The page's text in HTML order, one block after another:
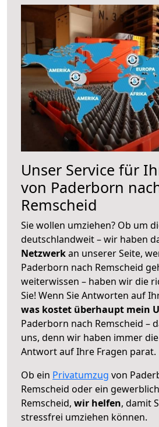
Unser Service für
von Paderborn
Remscheid
Sie wollen umziehen? Ob um
deutschlandweit – wir haben
Netzwerkan unserer Seite,
Paderborn nach Remscheid
weiterwissen – haben wir die
Sie! Wenn Sie Antworten auf
was kostet überhaupt mein
Paderborn nach Remscheid –
uns, denn wir haben immer
Antwort auf Ihre Fragen parat.
Ob ein Privatumzug von
Remscheid oder ein
Remscheid, wir helfen, damit
stressfrei umziehen können.